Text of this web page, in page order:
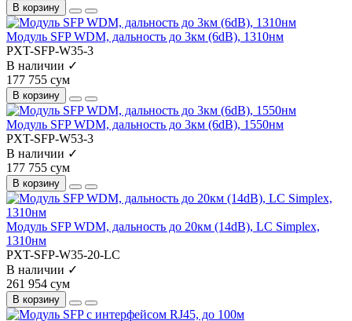
В корзину
Модуль SFP WDM, дальность до 3км (6dB), 1310нм
PXT-SFP-W35-3
В наличии ✓
177 755 сум
В корзину
Модуль SFP WDM, дальность до 3км (6dB), 1550нм
PXT-SFP-W53-3
В наличии ✓
177 755 сум
В корзину
Модуль SFP WDM, дальность до 20км (14dB), LC Simplex,
1310нм
PXT-SFP-W35-20-LC
В наличии ✓
261 954 сум
В корзину